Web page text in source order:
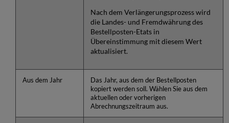
Nach dem Verlängerungsprozess wird
die Landes- und Fremdwährung des
Bestellposten-Etats in
Übereinstimmung mit diesem Wert
aktualisiert.
Aus dem Jahr
Das Jahr, aus dem der Bestellposten
kopiert werden soll. Wählen Sie aus dem
aktuellen oder vorherigen
Abrechnungszeitraum aus.